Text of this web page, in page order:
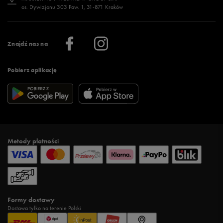
Znajdź nas na
Pobierz aplikację
Regulamin sklepu 50 style
Regulamin aplikacji 50 style
Więcej regulaminów >
Więcej >
Klub 50 style
Praca
Informacje o firmie
os. Dywizjonu 303 Paw. 1, 31-871 Kraków
Metody płatności
Formy dostawy
Dostawa tylko na terenie Polski